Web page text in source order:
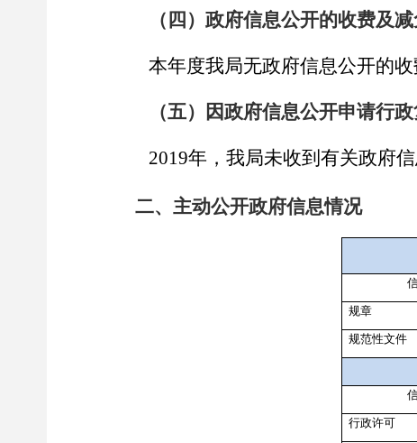
（四）政府信息公开的收费及
本年度我局无政府信息公开的
（五）因政府信息公开申请行
2019年，我局未收到有关政府
二、主动公开政府信息情况
规章
规范性文件
行政许可